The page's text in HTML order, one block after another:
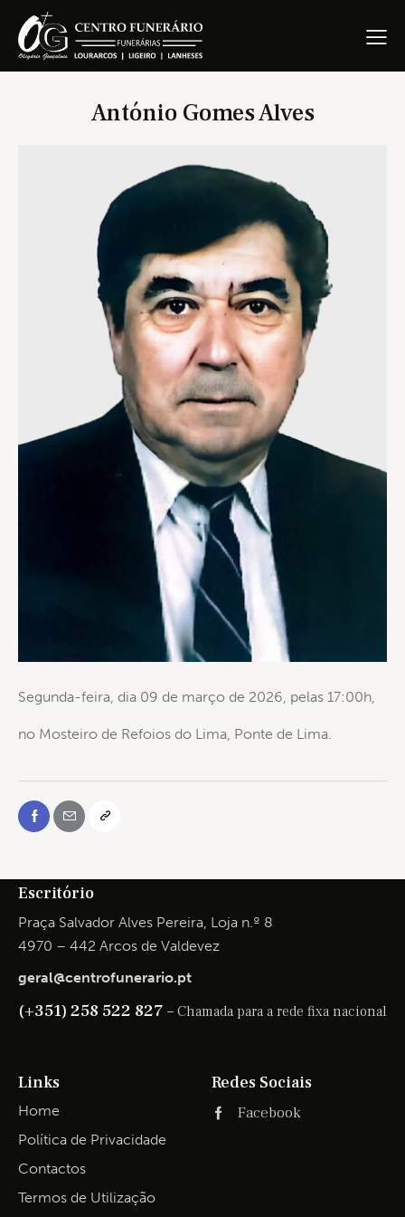
António Gomes Alves
Segunda-feira, dia 09 de março de 2026, pelas 17:00h,
no Mosteiro de Refoios do Lima, Ponte de Lima.
Escritório
Praça Salvador Alves Pereira, Loja n.º 8
4970 – 442 Arcos de Valdevez
geral@centrofunerario.pt
(+351) 258 522 827 – Chamada para a rede fixa nacional
Links
Home
Política de Privacidade
Contactos
Termos de Utilização
Redes Sociais
Facebook